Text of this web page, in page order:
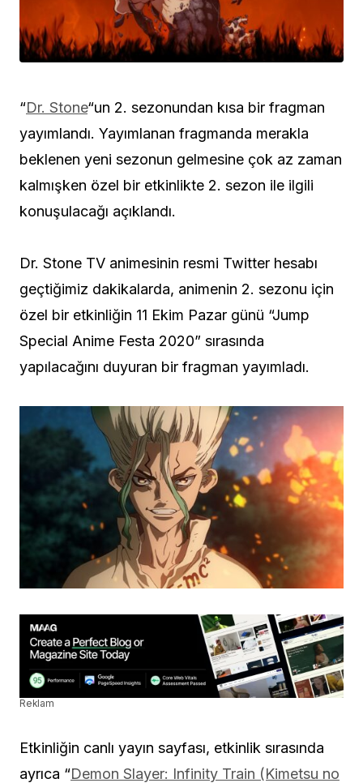
“Dr. Stone“un 2. sezonundan kısa bir fragman
yayımlandı. Yayımlanan fragmanda merakla
beklenen yeni sezonun gelmesine çok az zaman
kalmışken özel bir etkinlikte 2. sezon ile ilgili
konuşulacağı açıklandı.
Dr. Stone TV animesinin resmi Twitter hesabı
geçtiğimiz dakikalarda, animenin 2. sezonu için
özel bir etkinliğin 11 Ekim Pazar günü “Jump
Special Anime Festa 2020” sırasında
yapılacağını duyuran bir fragman yayımladı.
Reklam
Etkinliğin canlı yayın sayfası, etkinlik sırasında
ayrıca “Demon Slayer: Infinity Train (Kimetsu no